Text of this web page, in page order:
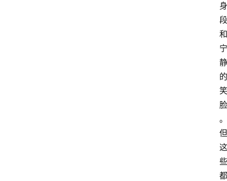
身
段
和
宁
静
的
笑
脸
。
但
这
些
都